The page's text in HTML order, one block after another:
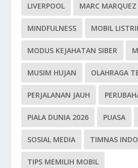
LIVERPOOL MARC MARQUEZ
MINDFULNESS MOBIL
MODUS KEJAHATAN SIBER
MUSIM HUJAN OLAHRAGA
PERJALANAN JAUH
PIALA DUNIA 2026 PUASA
SOSIAL MEDIA TIMNAS
TIPS MEMILIH MOBIL